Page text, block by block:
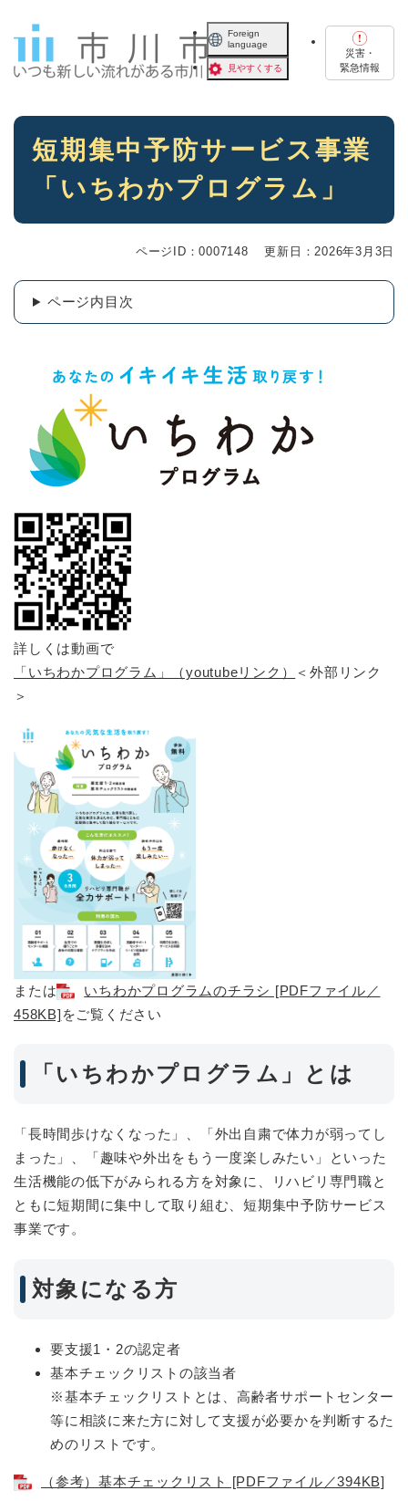
Foreign
language
見やすくする
災害・
緊急情報
本
短期集中予防サービス事業
「いちわかプログラム」
ページID：0007148 更新日：2026年3月3日
ページ内目次
詳しくは動画で
「いちわかプログラム」（youtubeリンク）
＜外部リンク
＞
または
いちわかプログラムのチラシ [PDFファイル／
458KB] をご覧ください
「いちわかプログラム」とは
「長時間歩けなくなった」、「外出自粛で体力が弱ってし
まった」、「趣味や外出をもう一度楽しみたい」といった
生活機能の低下がみられる方を対象に、リハビリ専門職と
ともに短期間に集中して取り組む、短期集中予防サービス
事業です。
対象になる方
要支援1・2の認定者
基本チェックリストの該当者
※基本チェックリストとは、高齢者サポートセンター
等に相談に来た方に対して支援が必要かを判断するた
めのリストです。
（参考）基本チェックリスト [PDFファイル／394KB]